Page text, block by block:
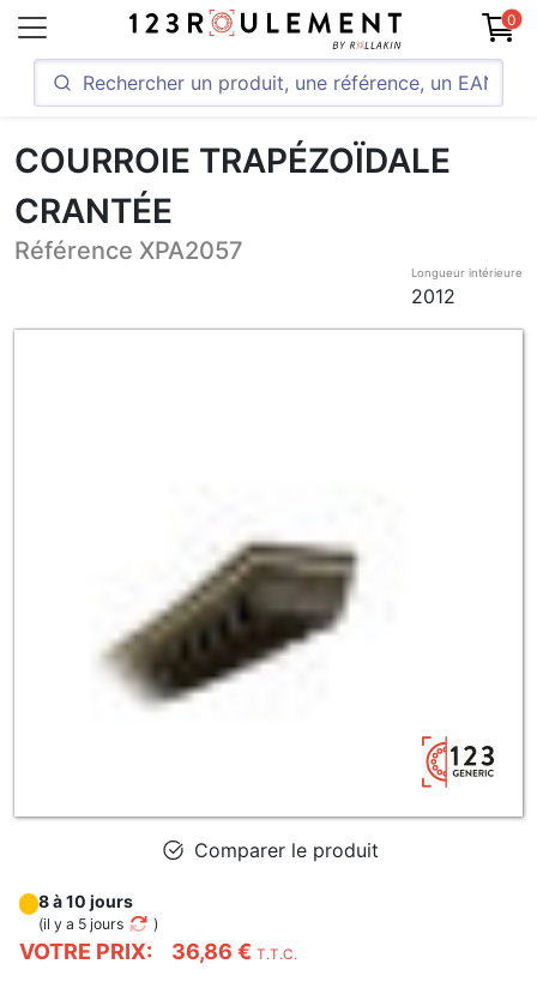
0
COURROIE TRAPÉZOÏDALE
CRANTÉE
Référence XPA2057
Longueur intérieure
2012
Comparer le produit
VOTRE PRIX: 36,86 € T.T.C.
8 à 10 jours
(il y a 5 jours )